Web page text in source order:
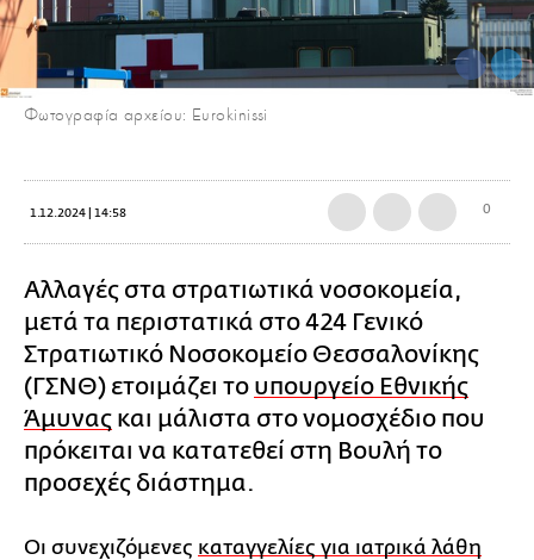
Φωτογραφία αρχείου: Eurokinissi
1.12.2024 | 14:58 0
Αλλαγές στα στρατιωτικά νοσοκομεία,
μετά τα περιστατικά στο 424 Γενικό
Στρατιωτικό Νοσοκομείο Θεσσαλονίκης
(ΓΣΝΘ) ετοιμάζει το υπουργείο Εθνικής
Άμυνας και μάλιστα στο νομοσχέδιο που
πρόκειται να κατατεθεί στη Βουλή το
προσεχές διάστημα.
Οι συνεχιζόμενες καταγγελίες για ιατρικά λάθη